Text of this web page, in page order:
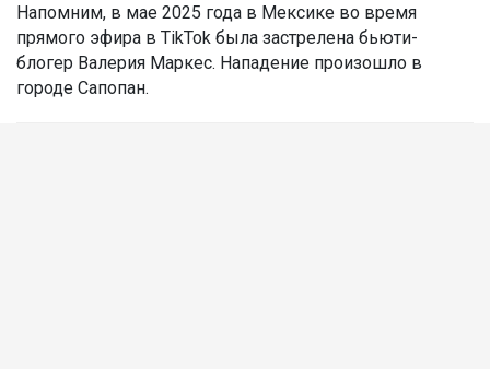
Напомним, в мае 2025 года в Мексике во время
прямого эфира в TikTok была застрелена бьюти-
блогер Валерия Маркес. Нападение произошло в
городе Сапопан.